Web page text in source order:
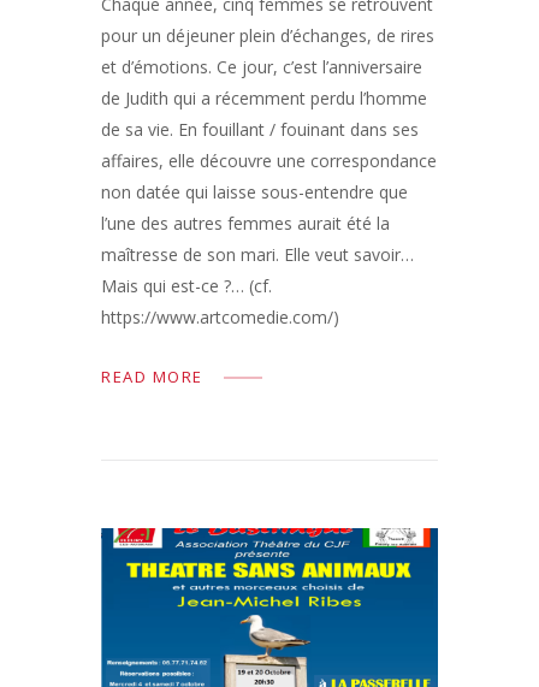
Chaque année, cinq femmes se retrouvent
pour un déjeuner plein d’échanges, de rires
et d’émotions. Ce jour, c’est l’anniversaire
de Judith qui a récemment perdu l’homme
de sa vie. En fouillant / fouinant dans ses
affaires, elle découvre une correspondance
non datée qui laisse sous-entendre que
l’une des autres femmes aurait été la
maîtresse de son mari. Elle veut savoir…
Mais qui est-ce ?… (cf.
https://www.artcomedie.com/)
READ MORE